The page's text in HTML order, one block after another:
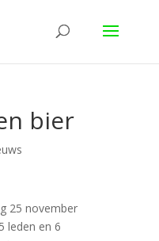
bier
25 november
leden en 6